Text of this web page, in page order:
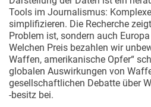
Tools im Journalismus:
simplifizieren. Die Recherche
Problem ist, sondern auch
Welchen Preis bezahlen wir
Waffen, amerikanische Opfer“
globalen Auswirkungen von
gesellschaftlichen Debatte über
-besitz bei.